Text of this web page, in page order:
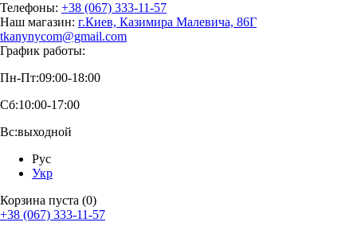
Телефоны: +38 (067) 333-11-57
Наш магазин: г.Киев, Казимира Малевича, 86Г
tkanynycom@gmail.com
График работы:
Пн-Пт:09:00-18:00
Сб:10:00-17:00
Вс:выходной
Рус
Укр
Корзина пуста (0)
+38 (067) 333-11-57